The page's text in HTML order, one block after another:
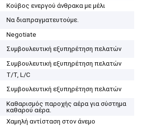
Κούβος ενεργού άνθρακα με μέλι
Να διαπραγματευτούμε.
Negotiate
Συμβουλευτική εξυπηρέτηση πελατών
Συμβουλευτική εξυπηρέτηση πελατών
T/T, L/C
Συμβουλευτική εξυπηρέτηση πελατών
Καθαρισμός παροχής αέρα για σύστημα
καθαρού αέρα.
Χαμηλή αντίσταση στον άνεμο